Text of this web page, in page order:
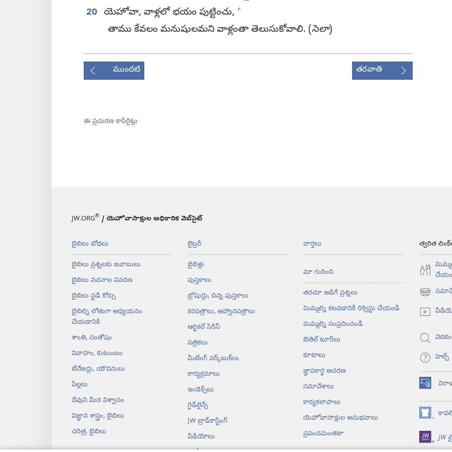
20 యెహోవా, వాళ్లలో భయం పుట్టించు, +
తాము కేవలం మనుషులమని వాళ్లంతా తెలుసుకోవాలి. (సెలా)
ముందటి తరవాతి
ఈ ప్రచురణ కాపీరైట్లు
JW.ORG® / యెహోవాసాక్షుల అధికారిక వెబ్‌సైట్‌
బైబిలు బోధలు
బైబిలు ప్రశ్నలకు జవాబులు
బైబిలు వచనాల వివరణ
బైబిలు స్టడీ కోర్సు
బైబిల్ని లోతుగా అధ్యయనం
చేయడానికి
శాంతి, సంతోషం
వివాహం, కుటుంబం
టీనేజర్లు, యౌవనులు
పిల్లలు
దేవుని మీద విశ్వాసం
విజ్ఞాన శాస్త్రం, బైబిలు
చరిత్ర, బైబిలు
లైబ్రరీ
బైబిళ్లు
పుస్తకాలు
బ్రోషుర్లు, చిన్న పుస్తకాలు
కరపత్రాలు, ఆహ్వానపత్రాలు
ఆర్టికల్‌ సిరీస్‌
పత్రికలు
మీటింగ్‌ వర్క్‌బుక్‌లు
కార్యక్రమాలు
ఇండెక్స్‌లు
గైడ్‌లైన్స్‌
JW బ్రాడ్‌‌కాస్టింగ్‌‌
వీడియోలు
వార్తలు
మా గురించి
తరచూ అడిగే ప్రశ్నలు
మిమ్మల్ని కలవడానికి రిక్వెస్టు చేయండి
మమ్మల్ని సంప్రదించండి
బెతెల్‌ టూర్‌లు
కూటాలు
జ్ఞాపకార్థ ఆచరణ
సమావేశాలు
కార్యకలాపాలు
యెహోవాసాక్షుల అనుభవాలు
ప్రపంచమంతటా
త్వరిత
(కొత్త
విండో
ఓపెన్‌
హెల్ప్‌
(కొత్త
విండో
ఓపెన్‌
అవుతుంది)
(కొత్త
విండో
ఓపెన్‌ JW